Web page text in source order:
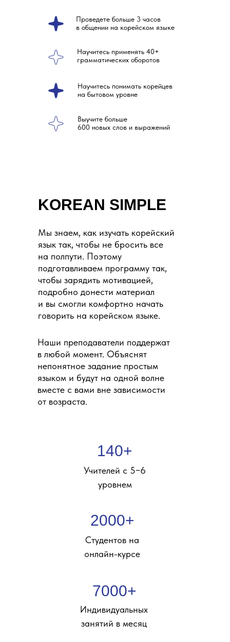
Научитесь понимать корейцев
на бытовом уровне
Выучите больше
600 новых слов и выражений
Научитесь применять 40+
грамматических оборотов
Проведете больше 3 часов
в общении на корейском языке
KOREAN SIMPLE
Мы знаем, как изучать корейский
язык так, чтобы не бросить все
на полпути. Поэтому
подготавливаем программу так,
чтобы зарядить мотивацией,
подробно донести материал
и вы смогли комфортно начать
говорить на корейском языке.
140+
Учителей с 5−6
уровнем
2000+
Студентов на
онлайн-курсе
Наши преподаватели поддержат
в любой момент. Объяснят
непонятное задание простым
языком и будут на одной волне
вместе с вами вне зависимости
от возраста.
7000+
Индивидуальных
занятий в месяц